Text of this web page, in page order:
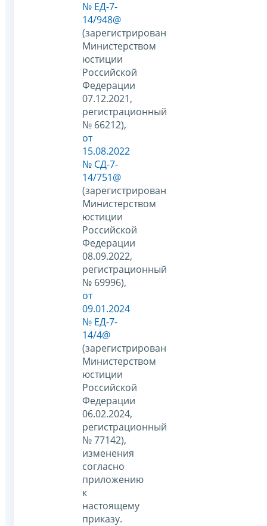
№ ЕД-7-
14/948@
(зарегистрирован
Министерством
юстиции
Российской
Федерации
07.12.2021,
регистрационный
№ 66212),
от
15.08.2022
№ СД-7-
14/751@
(зарегистрирован
Министерством
юстиции
Российской
Федерации
08.09.2022,
регистрационный
№ 69996),
от
09.01.2024
№ ЕД-7-
14/4@
(зарегистрирован
Министерством
юстиции
Российской
Федерации
06.02.2024,
регистрационный
№ 77142),
изменения
согласно
приложению
к
настоящему
приказу.